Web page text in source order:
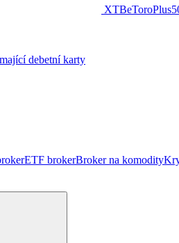
XTBeToro
debetní karty
ETF brokerBroker na komodity